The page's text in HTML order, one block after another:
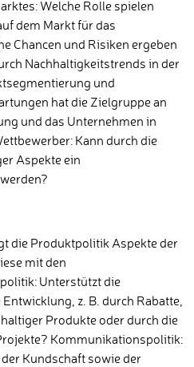
Welche Rolle spielen
dem Markt für das
Chancen und Risiken ergeben
Nachhaltigkeitstrends in der
und
hat die Zielgruppe an
und das Unternehmen in
Kann durch die
Aspekte ein
die Produktpolitik Aspekte der
mit den
Unterstützt die
z. B. durch Rabatte,
Produkte oder durch die
Kommunikationspolitik:
Kundschaft sowie der